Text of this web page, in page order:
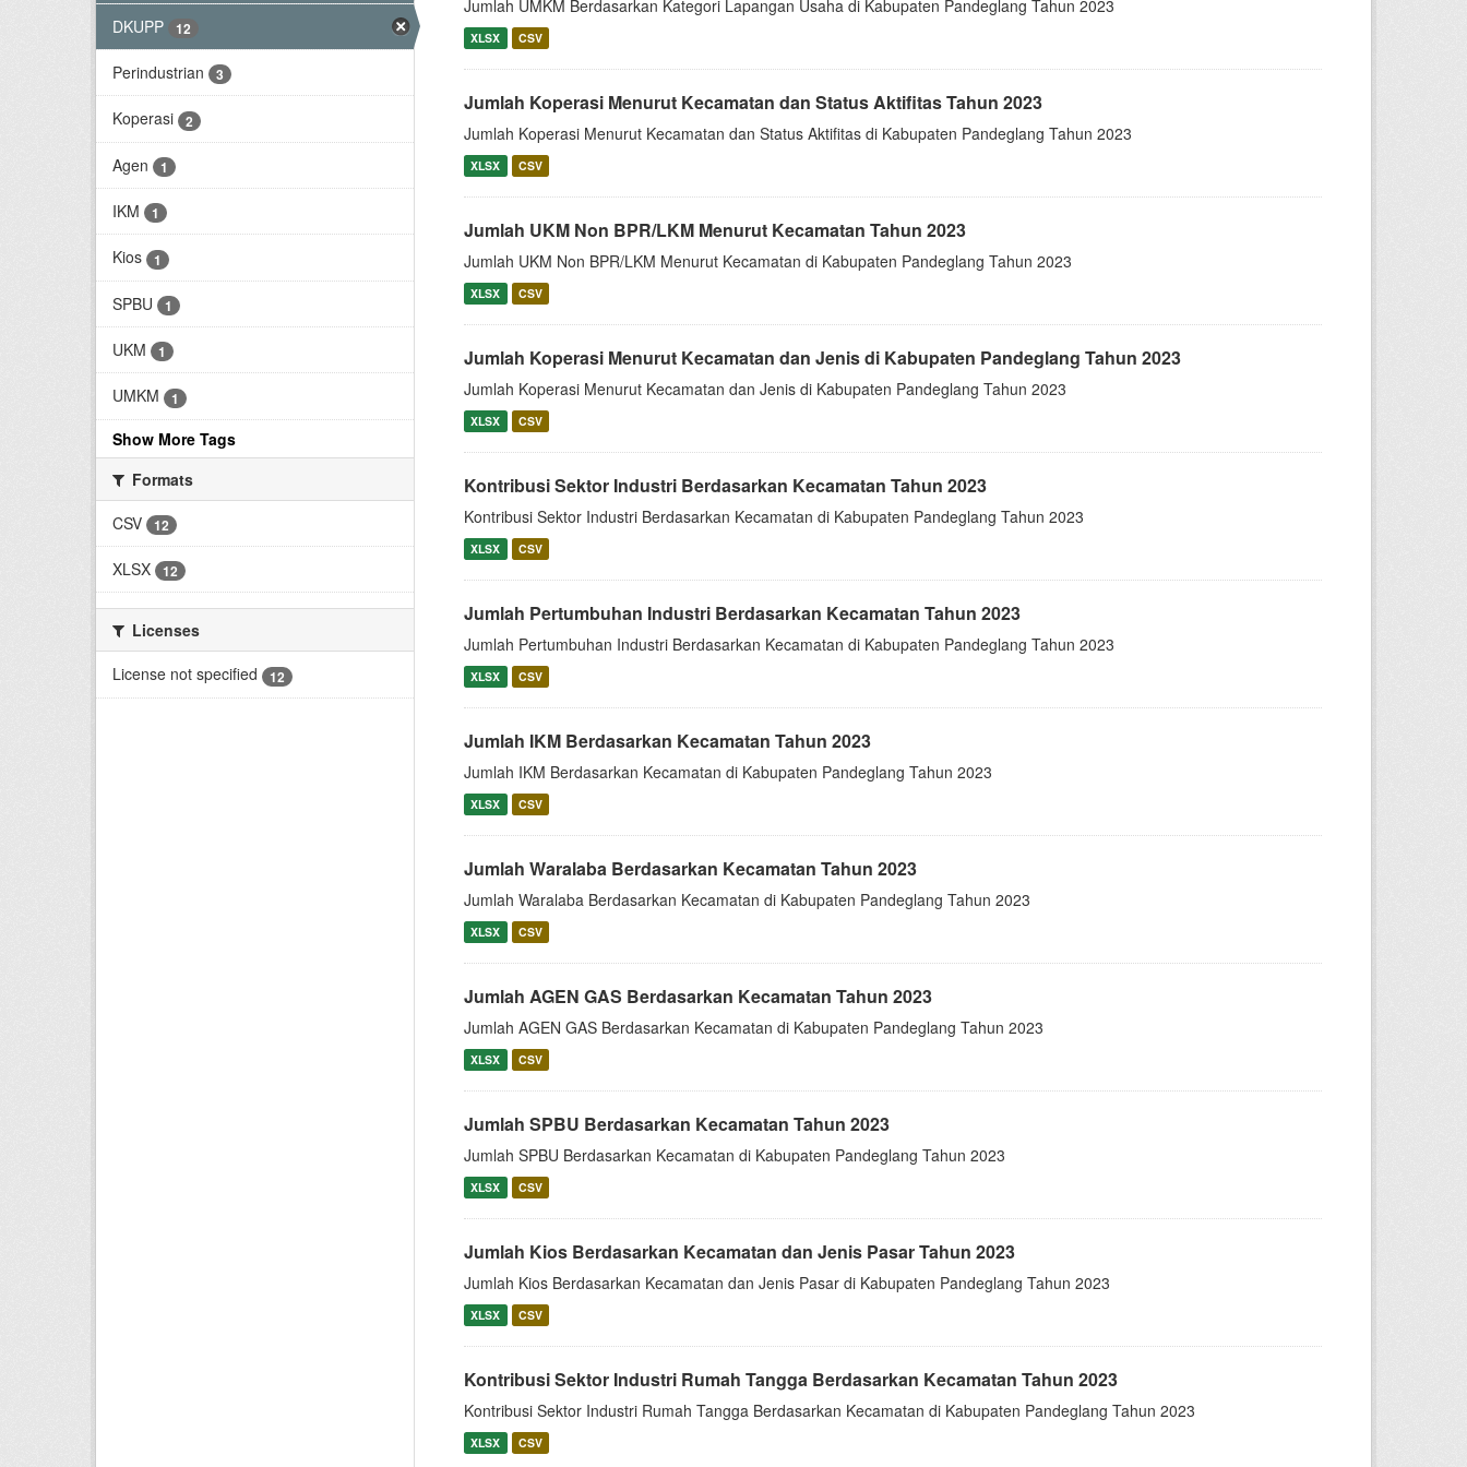
DKUPP 12
Perindustrian 3
Koperasi 2
Agen 1
IKM 1
Kios 1
SPBU 1
UKM 1
UMKM 1
Show More Tags
Formats
CSV
12
XLSX 12
Licenses
License not specified
12
Jumlah UMKM Berdasarkan Kategori Lapangan Usaha di Kabupaten Pandeglang Tahun 2023
XLSX CSV
Jumlah Koperasi Menurut Kecamatan dan Status Aktifitas Tahun 2023
Jumlah Koperasi Menurut Kecamatan dan Status Aktifitas di Kabupaten Pandeglang Tahun 2023
XLSX CSV
Jumlah UKM Non BPR/LKM Menurut Kecamatan Tahun 2023
Jumlah UKM Non BPR/LKM Menurut Kecamatan di Kabupaten Pandeglang Tahun 2023
XLSX CSV
Jumlah Koperasi Menurut Kecamatan dan Jenis di Kabupaten Pandeglang Tahun 2023
Jumlah Koperasi Menurut Kecamatan dan Jenis di Kabupaten Pandeglang Tahun 2023
XLSX CSV
Kontribusi Sektor Industri Berdasarkan Kecamatan Tahun 2023
Kontribusi Sektor Industri Berdasarkan Kecamatan di Kabupaten Pandeglang Tahun 2023
XLSX CSV
Jumlah Pertumbuhan Industri Berdasarkan Kecamatan Tahun 2023
Jumlah Pertumbuhan Industri Berdasarkan Kecamatan di Kabupaten Pandeglang Tahun 2023
XLSX CSV
Jumlah IKM Berdasarkan Kecamatan Tahun 2023
Jumlah IKM Berdasarkan Kecamatan di Kabupaten Pandeglang Tahun 2023
XLSX CSV
Jumlah Waralaba Berdasarkan Kecamatan Tahun 2023
Jumlah Waralaba Berdasarkan Kecamatan di Kabupaten Pandeglang Tahun 2023
XLSX CSV
Jumlah AGEN GAS Berdasarkan Kecamatan Tahun 2023
Jumlah AGEN GAS Berdasarkan Kecamatan di Kabupaten Pandeglang Tahun 2023
XLSX CSV
Jumlah SPBU Berdasarkan Kecamatan Tahun 2023
Jumlah SPBU Berdasarkan Kecamatan di Kabupaten Pandeglang Tahun 2023
XLSX CSV
Jumlah Kios Berdasarkan Kecamatan dan Jenis Pasar Tahun 2023
Jumlah Kios Berdasarkan Kecamatan dan Jenis Pasar di Kabupaten Pandeglang Tahun 2023
XLSX CSV
Kontribusi Sektor Industri Rumah Tangga Berdasarkan Kecamatan Tahun 2023
Kontribusi Sektor Industri Rumah Tangga Berdasarkan Kecamatan di Kabupaten Pandeglang Tahun 2023
XLSX CSV